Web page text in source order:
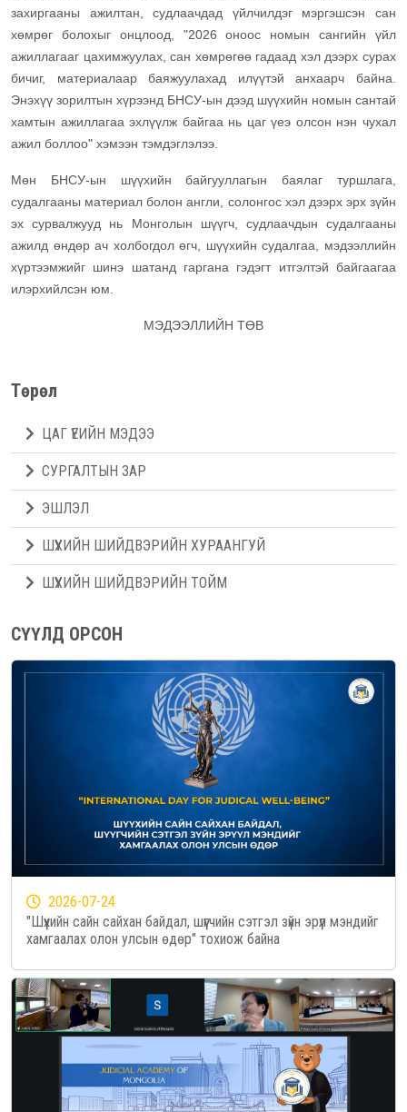
захиргааны ажилтан, судлаачдад үйлчилдэг мэргэшсэн сан
хөмрөг болохыг онцлоод, "2026 оноос номын сангийн үйл
ажиллагааг цахимжуулах, сан хөмрөгөө гадаад хэл дээрх сурах
бичиг, материалаар баяжуулахад илүүтэй анхаарч байна.
Энэхүү зорилтын хүрээнд БНСУ-ын дээд шүүхийн номын сантай
хамтын ажиллагаа эхлүүлж байгаа нь цаг үеэ олсон нэн чухал
ажил боллоо" хэмээн тэмдэглэлээ.
Мөн БНСУ-ын шүүхийн байгууллагын баялаг туршлага,
судалгааны материал болон англи, солонгос хэл дээрх эрх зүйн
эх сурвалжууд нь Монголын шүүгч, судлаачдын судалгааны
ажилд өндөр ач холбогдол өгч, шүүхийн судалгаа, мэдээллийн
хүртээмжийг шинэ шатанд гаргана гэдэгт итгэлтэй байгаагаа
илэрхийлсэн юм.
МЭДЭЭЛЛИЙН ТӨВ
Төрөл
ЦАГ ҮЕИЙН МЭДЭЭ
СУРГАЛТЫН ЗАР
ЭШЛЭЛ
ШҮҮХИЙН ШИЙДВЭРИЙН ХУРААНГУЙ
ШҮҮХИЙН ШИЙДВЭРИЙН ТОЙМ
СҮҮЛД ОРСОН
2026-07-24
"Шүүхийн сайн сайхан байдал, шүүгчийн сэтгэл зүйн эрүүл мэндийг
хамгаалах олон улсын өдөр" тохиож байна